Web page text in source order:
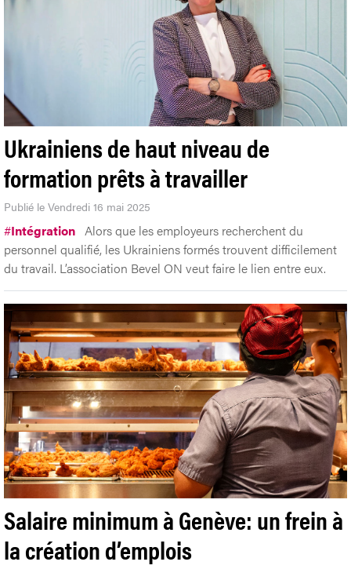
Ukrainiens de haut niveau de
formation prêts à travailler
Publié le Vendredi 16 mai 2025
#Intégration Alors que les employeurs recherchent du
personnel qualifié, les Ukrainiens formés trouvent difficilement
du travail. L’association Bevel ON veut faire le lien entre eux.
Salaire minimum à Genève: un frein à
la création d’emplois